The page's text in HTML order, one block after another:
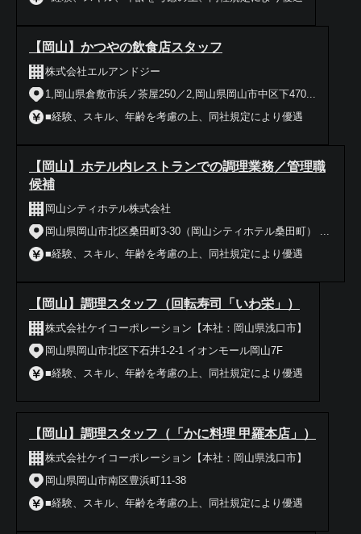
【岡山】かつやの飲食店スタッフ
株式会社エルアンドジー
1,岡山県倉敷市浜ノ茶屋250／2,岡山県岡山市中区下470...
■経験、スキル、年齢を考慮の上、同社規定により優遇
【岡山】ホテル内レストランでの調理業務／管理職
候補
岡山シティホテル株式会社
岡山県岡山市北区桑田町3-30（岡山シティホテル桑田町） ...
■経験、スキル、年齢を考慮の上、同社規定により優遇
【岡山】調理スタッフ（回転寿司「いわ栄」）
株式会社ケイコーポレーション【本社：岡山県浅口市】
岡山県岡山市北区下石井1-2-1 イオンモール岡山7F
■経験、スキル、年齢を考慮の上、同社規定により優遇
【岡山】調理スタッフ（「かに料理 甲羅本店」）
株式会社ケイコーポレーション【本社：岡山県浅口市】
岡山県岡山市南区豊浜町11-38
■経験、スキル、年齢を考慮の上、同社規定により優遇